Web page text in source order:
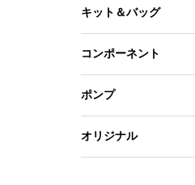
キット＆バッグ
コンポーネント
ポンプ
オリジナル